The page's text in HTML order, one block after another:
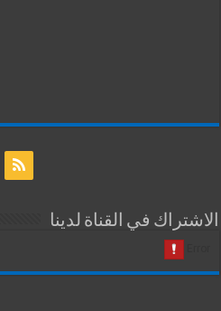
الاشتراك في القناة لدينا